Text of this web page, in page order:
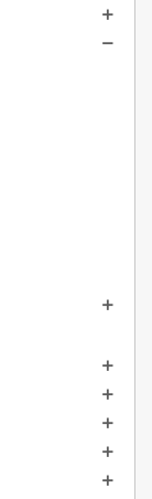
add
remove
add
add
add
add
add
add